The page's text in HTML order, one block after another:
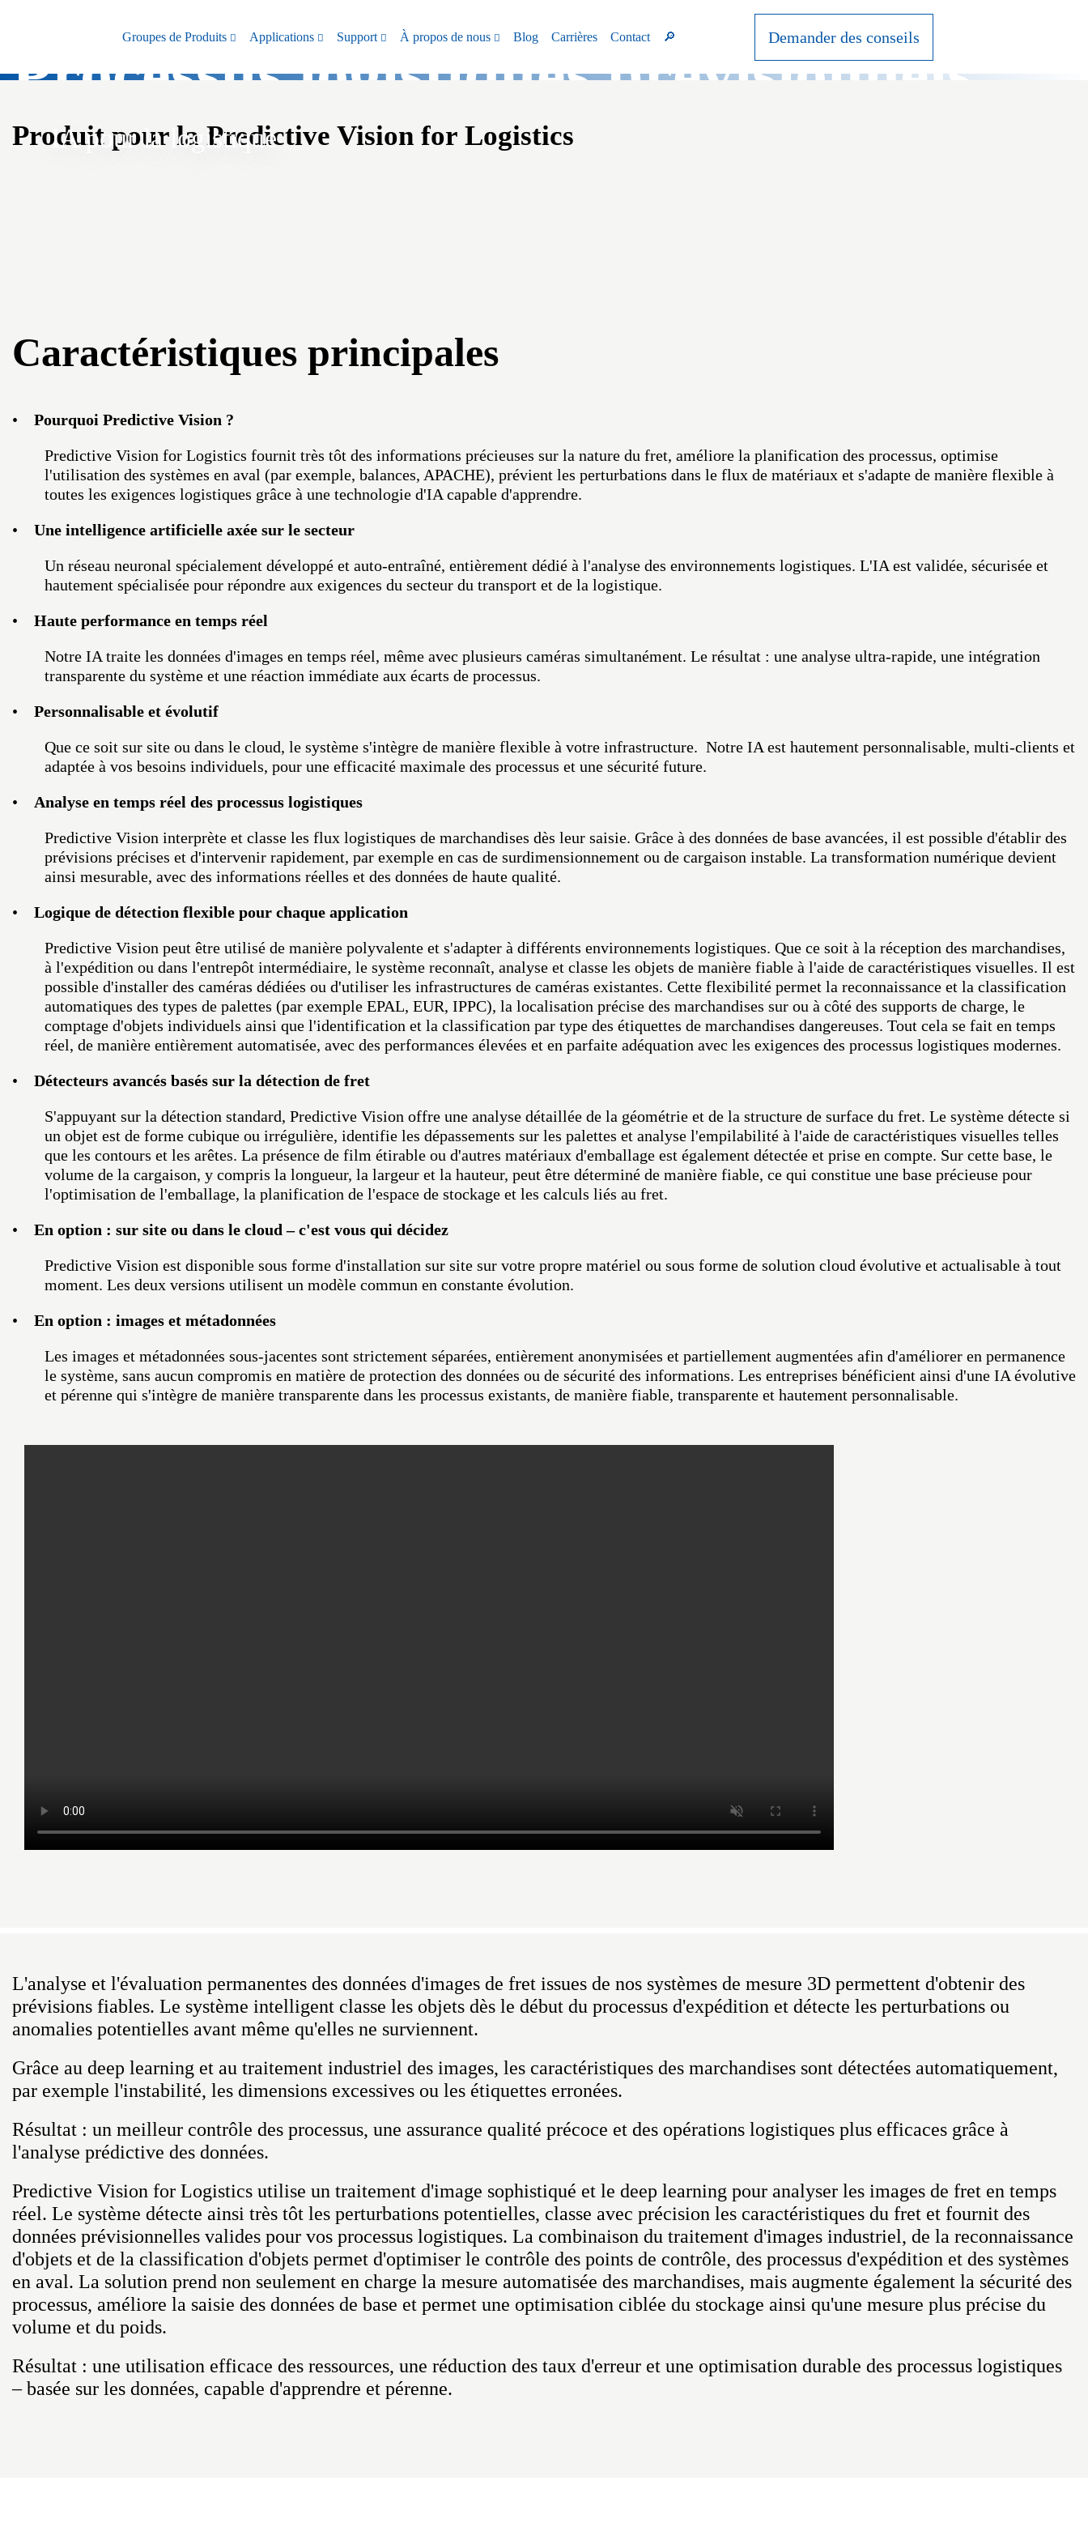
Groupes de Produits Applications Support À propos de nous Blog Carrières Contact 🔎 Demander des conseils
Processus logistiques prévisionnels
Produit pour la Predictive Vision for Logistics
IA pour la logistique
Caractéristiques principales
• Pourquoi Predictive Vision ?
Predictive Vision for Logistics fournit très tôt des informations précieuses sur la nature du fret, améliore la planification des processus, optimise
l'utilisation des systèmes en aval (par exemple, balances, APACHE), prévient les perturbations dans le flux de matériaux et s'adapte de manière flexible à
toutes les exigences logistiques grâce à une technologie d'IA capable d'apprendre.
• Une intelligence artificielle axée sur le secteur
Un réseau neuronal spécialement développé et auto-entraîné, entièrement dédié à l'analyse des environnements logistiques. L'IA est validée, sécurisée et
hautement spécialisée pour répondre aux exigences du secteur du transport et de la logistique.
• Haute performance en temps réel
Notre IA traite les données d'images en temps réel, même avec plusieurs caméras simultanément. Le résultat : une analyse ultra-rapide, une intégration
transparente du système et une réaction immédiate aux écarts de processus.
• Personnalisable et évolutif
Que ce soit sur site ou dans le cloud, le système s'intègre de manière flexible à votre infrastructure. Notre IA est hautement personnalisable, multi-clients et
adaptée à vos besoins individuels, pour une efficacité maximale des processus et une sécurité future.
• Analyse en temps réel des processus logistiques
Predictive Vision interprète et classe les flux logistiques de marchandises dès leur saisie. Grâce à des données de base avancées, il est possible d'établir des
prévisions précises et d'intervenir rapidement, par exemple en cas de surdimensionnement ou de cargaison instable. La transformation numérique devient
ainsi mesurable, avec des informations réelles et des données de haute qualité.
• Logique de détection flexible pour chaque application
Predictive Vision peut être utilisé de manière polyvalente et s'adapter à différents environnements logistiques. Que ce soit à la réception des marchandises,
à l'expédition ou dans l'entrepôt intermédiaire, le système reconnaît, analyse et classe les objets de manière fiable à l'aide de caractéristiques visuelles. Il est
possible d'installer des caméras dédiées ou d'utiliser les infrastructures de caméras existantes. Cette flexibilité permet la reconnaissance et la classification
automatiques des types de palettes (par exemple EPAL, EUR, IPPC), la localisation précise des marchandises sur ou à côté des supports de charge, le
comptage d'objets individuels ainsi que l'identification et la classification par type des étiquettes de marchandises dangereuses. Tout cela se fait en temps
réel, de manière entièrement automatisée, avec des performances élevées et en parfaite adéquation avec les exigences des processus logistiques modernes.
• Détecteurs avancés basés sur la détection de fret
S'appuyant sur la détection standard, Predictive Vision offre une analyse détaillée de la géométrie et de la structure de surface du fret. Le système détecte si
un objet est de forme cubique ou irrégulière, identifie les dépassements sur les palettes et analyse l'empilabilité à l'aide de caractéristiques visuelles telles
que les contours et les arêtes. La présence de film étirable ou d'autres matériaux d'emballage est également détectée et prise en compte. Sur cette base, le
volume de la cargaison, y compris la longueur, la largeur et la hauteur, peut être déterminé de manière fiable, ce qui constitue une base précieuse pour
l'optimisation de l'emballage, la planification de l'espace de stockage et les calculs liés au fret.
• En option : sur site ou dans le cloud – c'est vous qui décidez
Predictive Vision est disponible sous forme d'installation sur site sur votre propre matériel ou sous forme de solution cloud évolutive et actualisable à tout
moment. Les deux versions utilisent un modèle commun en constante évolution.
• En option : images et métadonnées
Les images et métadonnées sous-jacentes sont strictement séparées, entièrement anonymisées et partiellement augmentées afin d'améliorer en permanence
le système, sans aucun compromis en matière de protection des données ou de sécurité des informations. Les entreprises bénéficient ainsi d'une IA évolutive
et pérenne qui s'intègre de manière transparente dans les processus existants, de manière fiable, transparente et hautement personnalisable.
L'analyse et l'évaluation permanentes des données d'images de fret issues de nos systèmes de mesure 3D permettent d'obtenir des
prévisions fiables. Le système intelligent classe les objets dès le début du processus d'expédition et détecte les perturbations ou
anomalies potentielles avant même qu'elles ne surviennent.
Grâce au deep learning et au traitement industriel des images, les caractéristiques des marchandises sont détectées automatiquement,
par exemple l'instabilité, les dimensions excessives ou les étiquettes erronées.
Résultat : un meilleur contrôle des processus, une assurance qualité précoce et des opérations logistiques plus efficaces grâce à
l'analyse prédictive des données.
Predictive Vision for Logistics utilise un traitement d'image sophistiqué et le deep learning pour analyser les images de fret en temps
réel. Le système détecte ainsi très tôt les perturbations potentielles, classe avec précision les caractéristiques du fret et fournit des
données prévisionnelles valides pour vos processus logistiques. La combinaison du traitement d'images industriel, de la reconnaissance
d'objets et de la classification d'objets permet d'optimiser le contrôle des points de contrôle, des processus d'expédition et des systèmes
en aval. La solution prend non seulement en charge la mesure automatisée des marchandises, mais augmente également la sécurité des
processus, améliore la saisie des données de base et permet une optimisation ciblée du stockage ainsi qu'une mesure plus précise du
volume et du poids.
Résultat : une utilisation efficace des ressources, une réduction des taux d'erreur et une optimisation durable des processus logistiques
– basée sur les données, capable d'apprendre et pérenne.